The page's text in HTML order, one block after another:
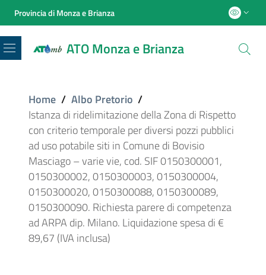
Provincia di Monza e Brianza
ATO Monza e Brianza
Menu
Home / Albo Pretorio /
Istanza di ridelimitazione della Zona di Rispetto
con criterio temporale per diversi pozzi pubblici
ad uso potabile siti in Comune di Bovisio
Masciago – varie vie, cod. SIF 0150300001,
0150300002, 0150300003, 0150300004,
0150300020, 0150300088, 0150300089,
0150300090. Richiesta parere di competenza
ad ARPA dip. Milano. Liquidazione spesa di €
89,67 (IVA inclusa)